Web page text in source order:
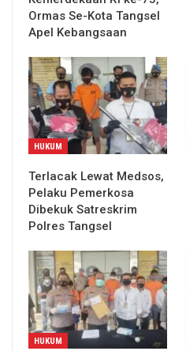
Ormas Se-Kota Tangsel
Apel Kebangsaan
HUKUM
Terlacak Lewat Medsos,
Pelaku Pemerkosa
Dibekuk Satreskrim
Polres Tangsel
HUKUM